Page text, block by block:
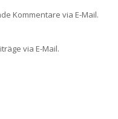
Kommentare via E-Mail.
via E-Mail.